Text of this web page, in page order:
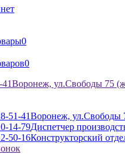
0
0
Воронеж, ул.Свободы 75
51-41Воронеж, ул.Свободы
14-79Диспетчер
50-16Конструкторский